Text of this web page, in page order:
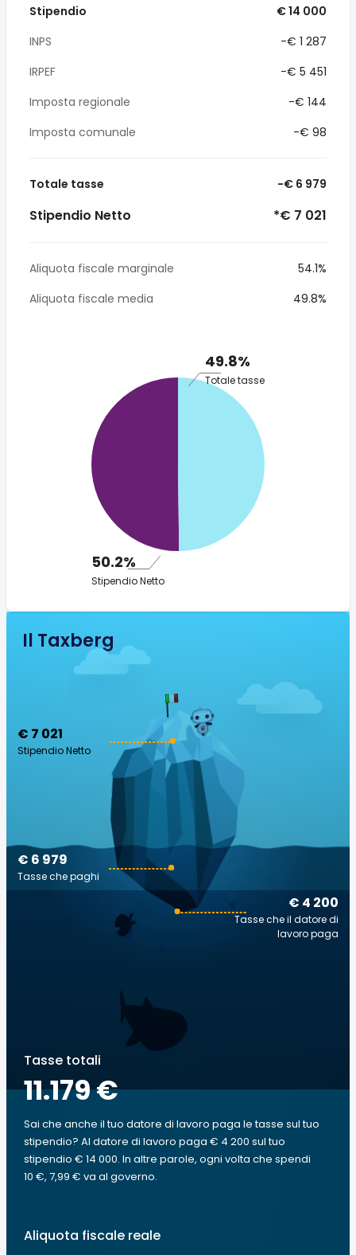
Stipendio
€ 14 000
INPS
-€ 1 287
IRPEF
-€ 5 451
Imposta regionale
-€ 144
Imposta comunale
-€ 98
Totale tasse -€ 6 979
Stipendio Netto *€ 7 021
Aliquota fiscale marginale
54.1%
Aliquota fiscale media
49.8%
49.8%
Totale tasse
50.2%
Stipendio Netto
Il Taxberg
€ 7 021
Stipendio Netto
€ 4 200
Tasse che il datore di
lavoro paga
€ 6 979
Tasse che paghi
Tasse totali
11.179 €
Sai che anche il tuo datore di lavoro paga le tasse sul tuo
stipendio? Al datore di lavoro paga € 4 200 sul tuo
stipendio € 14 000. In altre parole, ogni volta che spendi
10 €, 7,99 € va al governo.
Aliquota fiscale reale